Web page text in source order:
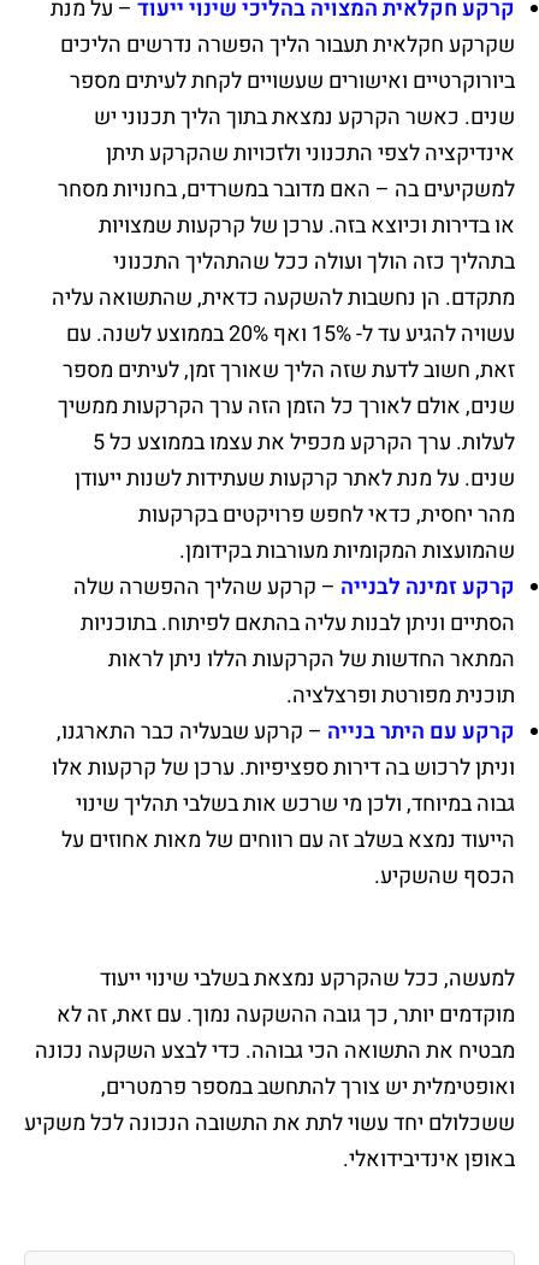
קרקע חקלאית המצויה בהליכי שינוי ייעוד – על מנת
שקרקע חקלאית תעבור הליך הפשרה נדרשים הליכים
ביורוקרטיים ואישורים שעשויים לקחת לעיתים מספר
שנים. כאשר הקרקע נמצאת בתוך הליך תכנוני יש
אינדיקציה לצפי התכנוני ולזכויות שהקרקע תיתן
למשקיעים בה – האם מדובר במשרדים, בחנויות מסחר
או בדירות וכיוצא בזה. ערכן של קרקעות שמצויות
בתהליך כזה הולך ועולה ככל שהתהליך התכנוני
מתקדם. הן נחשבות להשקעה כדאית, שהתשואה עליה
עשויה להגיע עד ל- 15% ואף 20% בממוצע לשנה. עם
זאת, חשוב לדעת שזה הליך שאורך זמן, לעיתים מספר
שנים, אולם לאורך כל הזמן הזה ערך הקרקעות ממשיך
לעלות. ערך הקרקע מכפיל את עצמו בממוצע כל 5
שנים. על מנת לאתר קרקעות שעתידות לשנות ייעודן
מהר יחסית, כדאי לחפש פרויקטים בקרקעות
שהמועצות המקומיות מעורבות בקידומן.
קרקע זמינה לבנייה – קרקע שהליך ההפשרה שלה
הסתיים וניתן לבנות עליה בהתאם לפיתוח. בתוכניות
המתאר החדשות של הקרקעות הללו ניתן לראות
תוכנית מפורטת ופרצלציה.
קרקע עם היתר בנייה – קרקע שבעליה כבר התארגנו,
וניתן לרכוש בה דירות ספציפיות. ערכן של קרקעות אלו
גבוה במיוחד, ולכן מי שרכש אות בשלבי תהליך שינוי
הייעוד נמצא בשלב זה עם רווחים של מאות אחוזים על
הכסף שהשקיע.
למעשה, ככל שהקרקע נמצאת בשלבי שינוי ייעוד
מוקדמים יותר, כך גובה ההשקעה נמוך. עם זאת, זה לא
מבטיח את התשואה הכי גבוהה. כדי לבצע השקעה נכונה
ואופטימלית יש צורך להתחשב במספר פרמטרים,
ששכלולם יחד עשוי לתת את התשובה הנכונה לכל משקיע
באופן אינדיבידואלי.